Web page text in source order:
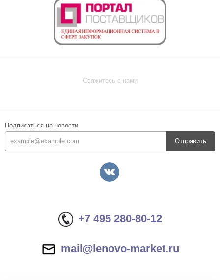
Свяжитесь с нами
Подписаться на новости
Отправить
+7 495 280-80-12
mail@lenovo-market.ru